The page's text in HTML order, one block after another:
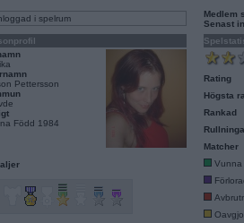
i spelrum
Pettersson
Född 1984
Medlem
Senast
Rating
Högsta
Rankad
Matcher
Vunna